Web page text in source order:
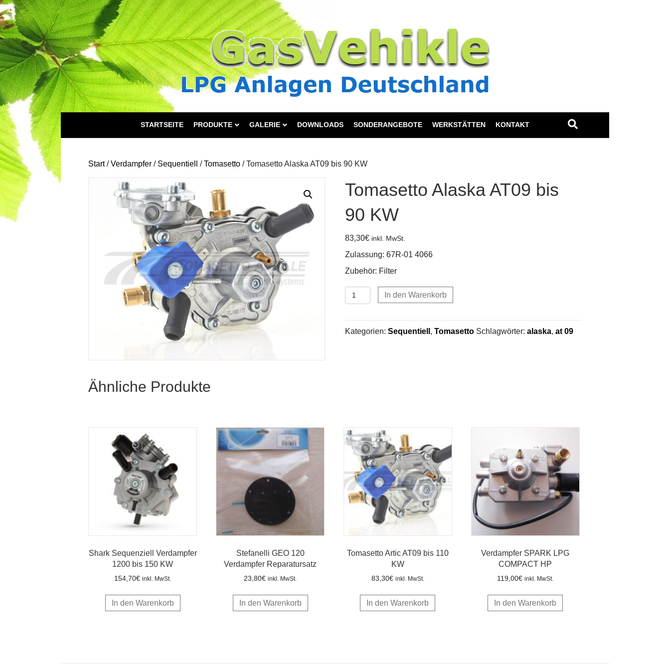
STARTSEITE PRODUKTE GALERIE DOWNLOADS SONDERANGEBOTE WERKSTÄTTEN KONTAKT
Start/Verdampfer / Sequentiell /Tomasetto / Tomasetto Alaska AT09 bis 90 KW
Tomasetto Alaska AT09 bis
90 KW
83,30€ inkl. MwSt.
Zulassung: 67R-01 4066
Zubehör: Filter
Tomasetto
Alaska
bis
In den Warenkorb
Kategorien: Sequentiell , Tomasetto Schlagwörter: alaska, at 09
Ähnliche Produkte
Shark Sequenziell Verdampfer
1200 bis 150 KW
154,70€ inkl. MwSt.
In den Warenkorb
Stefanelli GEO 120
Verdampfer Reparatursatz
23,80€ inkl. MwSt.
In den Warenkorb
Tomasetto Artic AT09 bis 110
KW
83,30€ inkl. MwSt.
In den Warenkorb
Verdampfer SPARK LPG
COMPACT HP
119,00€ inkl. MwSt.
In den Warenkorb